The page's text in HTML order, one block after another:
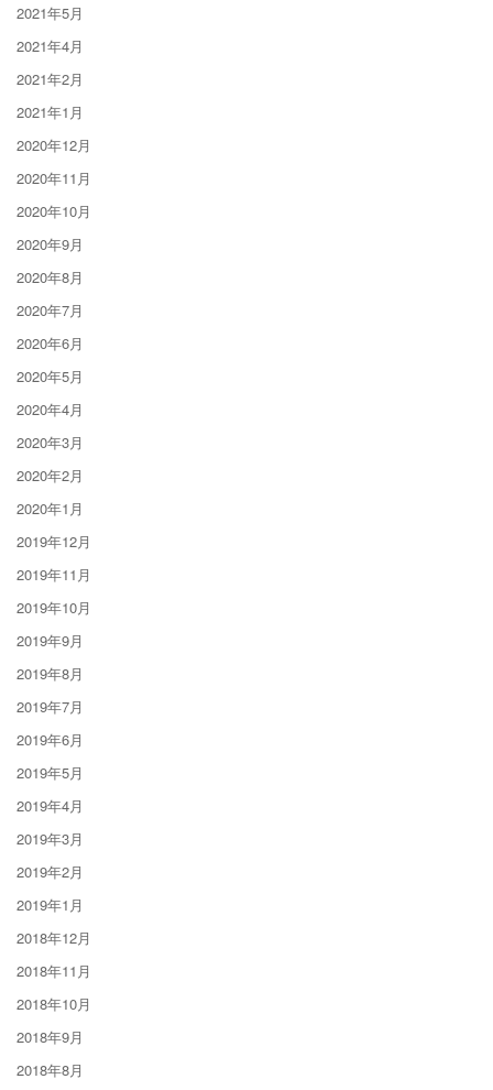
2021年5月
2021年4月
2021年2月
2021年1月
2020年12月
2020年11月
2020年10月
2020年9月
2020年8月
2020年7月
2020年6月
2020年5月
2020年4月
2020年3月
2020年2月
2020年1月
2019年12月
2019年11月
2019年10月
2019年9月
2019年8月
2019年7月
2019年6月
2019年5月
2019年4月
2019年3月
2019年2月
2019年1月
2018年12月
2018年11月
2018年10月
2018年9月
2018年8月